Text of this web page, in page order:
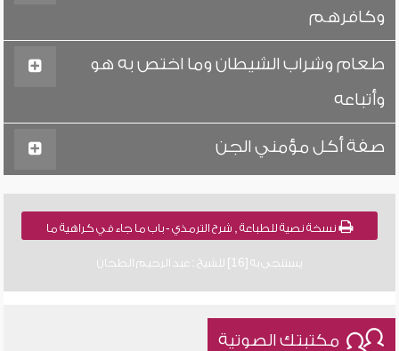
وكافرهم
طعام وشراب الشيطان وما اختص به هو
وأتباعه
صفة أكل مؤمني الجن
نسخة نصية للطباعة , شرح الترمذي - باب ما جاء في كراهية ما
يستنجى به [16] للشيخ : عبد الرحيم الطحان
مكتبتك الصوتية